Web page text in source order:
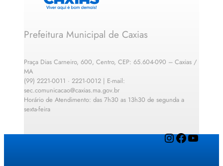
Prefeitura Municipal de Caxias
Praça Dias Carneiro, 600, Centro, CEP: 65.604-090 – Caxias /
MA
(99) 2221-0011 · 2221-0012 | E-mail:
sec.comunicacao@caxias.ma.gov.br
Horário de Atendimento: das 7h30 as 13h30 de segunda a
sexta-feira
InstagramFacebook YouTube